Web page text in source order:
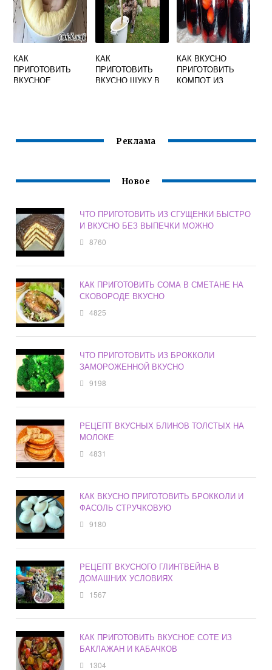
КАК
ПРИГОТОВИТЬ
ВКУСНОЕ
КАК
ПРИГОТОВИТЬ
ВКУСНО ЩУКУ В
КАК ВКУСНО
ПРИГОТОВИТЬ
КОМПОТ ИЗ
Реклама
Новое
ЧТО ПРИГОТОВИТЬ ИЗ СГУЩЕНКИ БЫСТРО
И ВКУСНО БЕЗ ВЫПЕЧКИ МОЖНО
8760
КАК ПРИГОТОВИТЬ СОМА В СМЕТАНЕ НА
СКОВОРОДЕ ВКУСНО
4825
ЧТО ПРИГОТОВИТЬ ИЗ БРОККОЛИ
ЗАМОРОЖЕННОЙ ВКУСНО
9198
РЕЦЕПТ ВКУСНЫХ БЛИНОВ ТОЛСТЫХ НА
МОЛОКЕ
4831
КАК ВКУСНО ПРИГОТОВИТЬ БРОККОЛИ И
ФАСОЛЬ СТРУЧКОВУЮ
9180
РЕЦЕПТ ВКУСНОГО ГЛИНТВЕЙНА В
ДОМАШНИХ УСЛОВИЯХ
1567
КАК ПРИГОТОВИТЬ ВКУСНОЕ СОТЕ ИЗ
БАКЛАЖАН И КАБАЧКОВ
1304